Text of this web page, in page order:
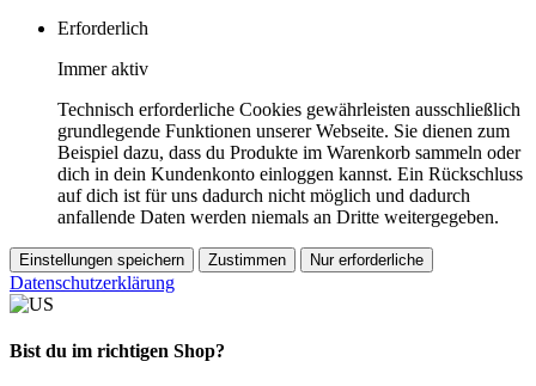
Erforderlich
Immer aktiv
Technisch erforderliche Cookies gewährleisten ausschließlich
grundlegende Funktionen unserer Webseite. Sie dienen zum
Beispiel dazu, dass du Produkte im Warenkorb sammeln oder
dich in dein Kundenkonto einloggen kannst. Ein Rückschluss
auf dich ist für uns dadurch nicht möglich und dadurch
anfallende Daten werden niemals an Dritte weitergegeben.
Einstellungen speichern Zustimmen Nur erforderliche
Datenschutzerklärung
Bist du im richtigen Shop?